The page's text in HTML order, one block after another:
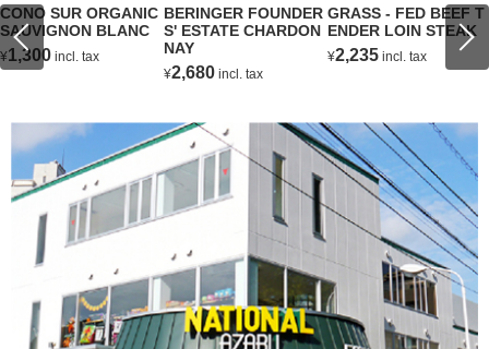
CONO SUR ORGANIC
SAUVIGNON BLANC
¥1,300 incl. tax
BERINGER FOUNDER
S' ESTATE CHARDON
NAY
¥2,680 incl. tax
GRASS - FED BEEF T
ENDER LOIN STEAK
¥2,235 incl. tax